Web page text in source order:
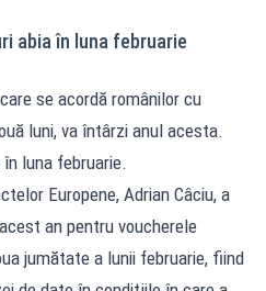
abia în luna februarie
se acordă românilor cu
luni, va întârzi anul acesta.
luna februarie.
Europene, Adrian Câciu, a
an pentru voucherele
jumătate a lunii februarie, fiind